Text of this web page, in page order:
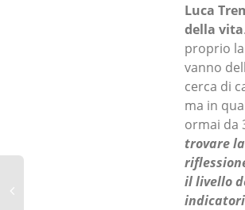
Luca
della vita
proprio
vanno
cerca di
ma in
ormai da
trovare
il livello